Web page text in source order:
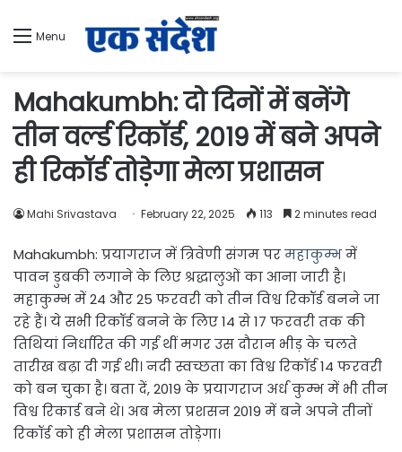
Menu
Mahakumbh: दो दिनों में ​बनेंगे
तीन वर्ल्ड रिकॉर्ड, 2019 में बने अपने
ही रिकॉर्ड तोड़ेगा मेला प्रशासन
Mahi Srivastava February 22, 2025 113 2 minutes read
Mahakumbh: प्रयागराज में त्रिवेणी संगम परमहाकुम्भमें
पावन डुबकी लगाने के लिए श्रद्धालुओं का आना जारी है।
महाकुम्भ में 24 और 25 फरवरी को तीन विश्व रिकॉर्ड बनने जा
रहे हैं। ये सभी रिकॉर्ड बनने के ल‍िए 14 से 17 फरवरी तक की
तिथियां निर्धारित की गईं थीं मगर उस दौरान भीड़ के चलते
तारीख बढ़ा दी गई थी। नदी स्वच्छता का विश्व रिकॉर्ड 14 फरवरी
को बन चुका है। बता दें, 2019 के प्रयागराज अर्ध कुम्भ में भी तीन
विश्व रिकार्ड बने थे। अब मेला प्रशसन 2019 में बने अपने तीनों
रिकॉर्ड को ही मेला प्रशासन तोड़ेगा।